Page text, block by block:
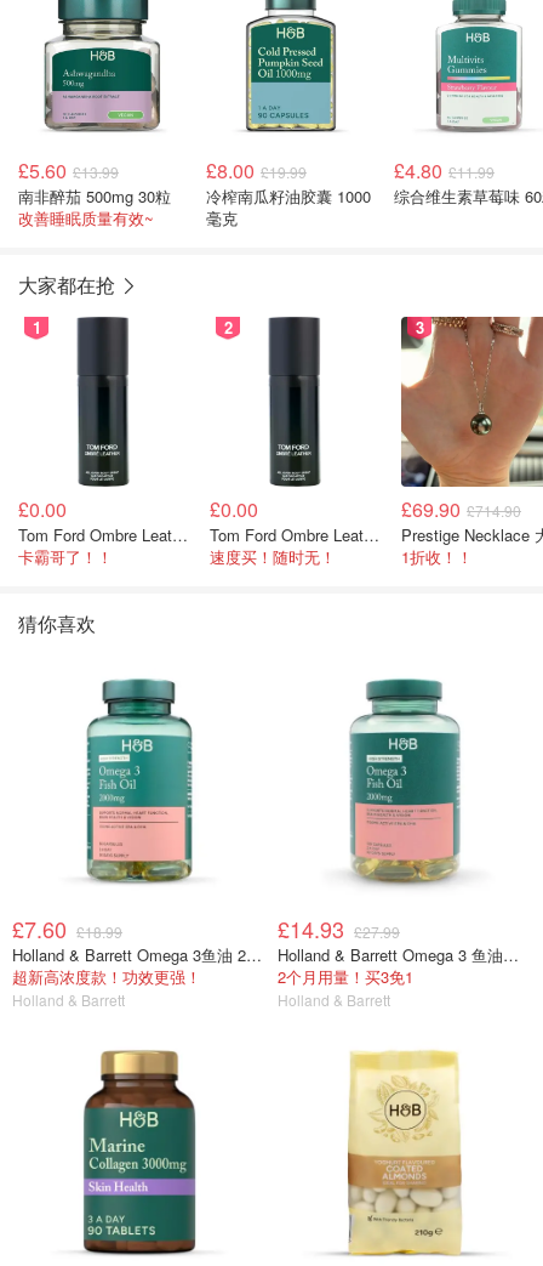
£5.60 £13.99
南非醉茄 500mg 30粒
改善睡眠质量有效~
£8.00 £19.99
冷榨南瓜籽油胶囊 1000
毫克
£4.80 £11.99
综合维生素草莓味
大家都在抢
1
£0.00
Tom Ford Ombre Leather 身体喷雾 150ml
卡霸哥了！！
2
£0.00
Tom Ford Ombre Leather 全身喷雾 150ml
速度买！随时无！
3
£69.90 £714.90
1折收！！
猜你喜欢
£7.60 £18.99
Holland & Barrett Omega 3鱼油 2000mg 60粒
超新高浓度款！功效更强！
Holland & Barrett
£14.93 £27.99
Holland & Barrett Omega 3 鱼油胶囊 2000mg 120粒
2个月用量！买3免1
Holland & Barrett